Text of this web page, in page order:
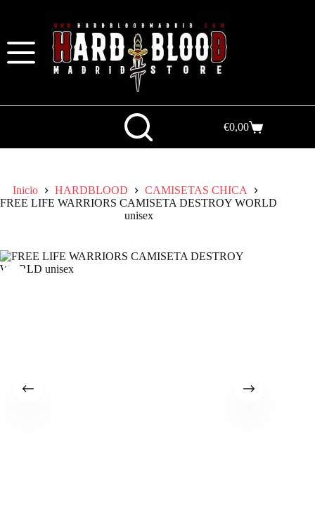
€0,00
Inicio HARDBLOOD
CAMISETAS CHICA
FREE LIFE WARRIORS CAMISETA DESTROY WORLD
unisex